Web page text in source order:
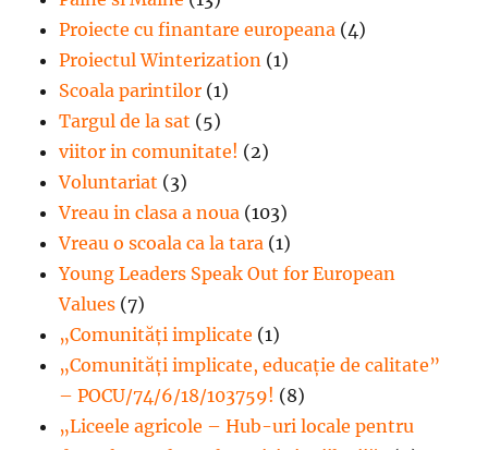
Proiecte cu finantare europeana (4)
Proiectul Winterization (1)
Scoala parintilor (1)
Targul de la sat (5)
viitor in comunitate! (2)
Voluntariat (3)
Vreau in clasa a noua (103)
Vreau o scoala ca la tara (1)
Young Leaders Speak Out for European
Values (7)
„Comunități implicate (1)
„Comunități implicate, educație de calitate”
– POCU/74/6/18/103759! (8)
„Liceele agricole – Hub-uri locale pentru